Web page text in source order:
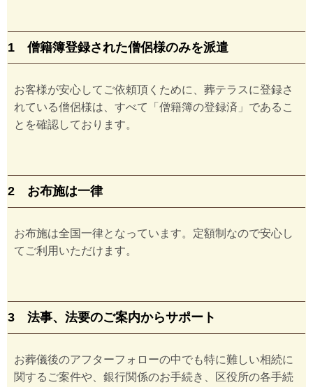
1 僧籍簿登録された僧侶様のみを派遣
お客様が安心してご依頼頂くために、葬テラスに登録さ
れている僧侶様は、すべて「僧籍簿の登録済」であるこ
とを確認しております。
2 お布施は一律
お布施は全国一律となっています。定額制なので安心し
てご利用いただけます。
3 法事、法要のご案内からサポート
お葬儀後のアフターフォローの中でも特に難しい相続に
関するご案件や、銀行関係のお手続き、区役所の各手続